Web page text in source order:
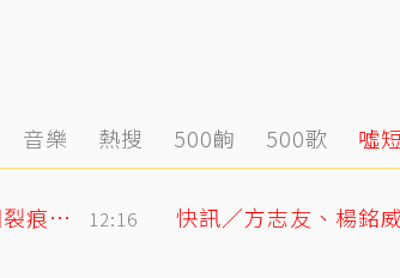
音樂 熱搜 500齣 500歌 噓
12年婚姻走到盡頭早有跡象？楊銘威、方志友過去婚姻裂痕一次看 12:16